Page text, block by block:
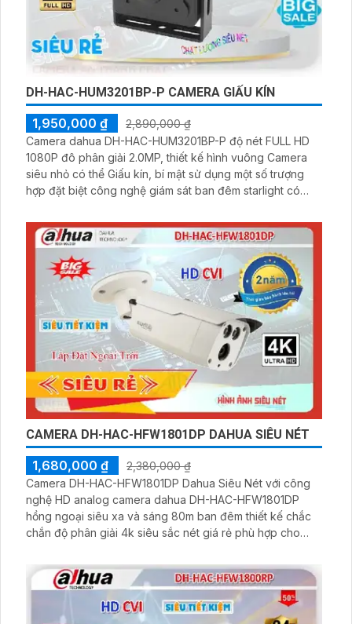
DH-HAC-HUM3201BP-P CAMERA GIẤU KÍN
1,950,000 ₫
2,890,000 ₫
Camera dahua DH-HAC-HUM3201BP-P độ nét FULL HD
1080P đô phân giải 2.0MP, thiết kế hình vuông Camera
siêu nhỏ có thể Giấu kín, bí mật sử dụng một số trượng
hợp đặt biệt công nghệ giám sát ban đêm starlight có
CAMERA DH-HAC-HFW1801DP DAHUA SIÊU NÉT
1,680,000 ₫
2,380,000 ₫
Camera DH-HAC-HFW1801DP Dahua Siêu Nét với công
nghệ HD analog camera dahua DH-HAC-HFW1801DP
hồng ngoại siêu xa và sáng 80m ban đêm thiết kế chắc
chắn độ phân giải 4k siêu sắc nét giá rẻ phù hợp cho
rào